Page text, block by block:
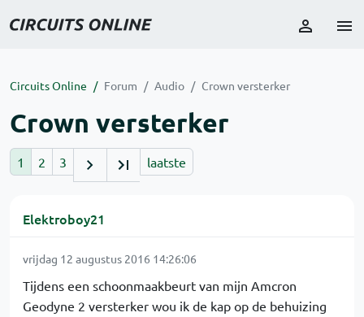
Circuits Online Forum Audio Crown versterker
Crown versterker
1 2 3 laatste
Elektroboy21
vrijdag 12 augustus 2016 14:26:06
Tijdens een schoonmaakbeurt van mijn Amcron
Geodyne 2 versterker wou ik de kap op de behuizing